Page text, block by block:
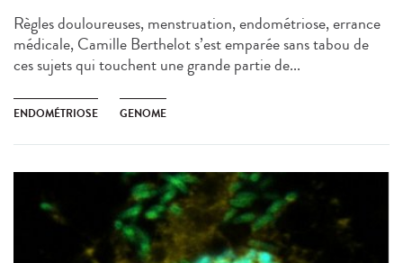
Règles douloureuses, menstruation, endométriose, errance
médicale, Camille Berthelot s’est emparée sans tabou de
ces sujets qui touchent une grande partie de...
ENDOMÉTRIOSE GENOME